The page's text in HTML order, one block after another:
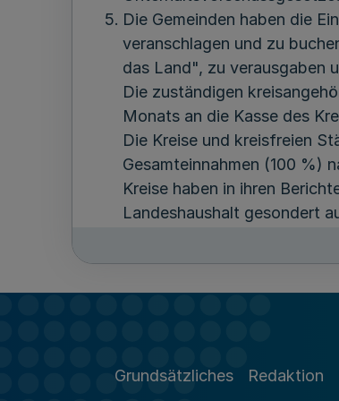
Die Gemeinden haben die
veranschlagen und zu
das Land", zu verausgaben
Die zuständigen
Monats an die Kasse des
Die Kreise und kreisfreien
Gesamteinnahmen (100 %)
Kreise haben in ihren
Landeshaushalt gesondert
Berechnung der
kassenwirksamen
Grundsätzliches Redaktion